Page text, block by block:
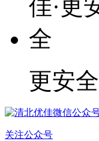
更安全
关注公众号